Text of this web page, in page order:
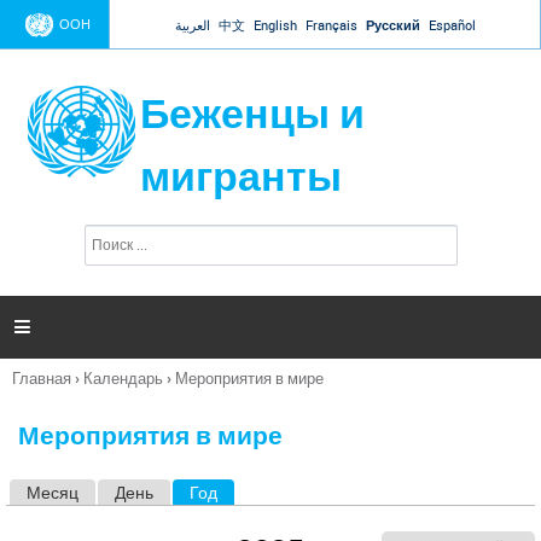
Jump to navigation
ООН العربية 中文 English Français Русский Español
Беженцы и
мигранты
п
и

Вы
Главная › Календарь › Мероприятия в мире
Мероприятия в мире
Месяц День Год